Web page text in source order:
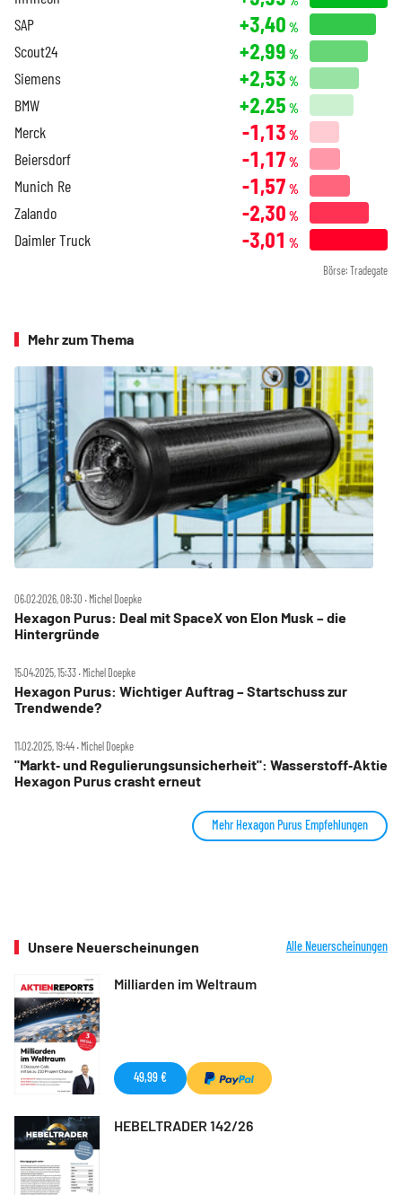
SAP +3,40 %
Scout24 +2,99 %
Siemens +2,53 %
BMW +2,25 %
Merck -1,13 %
Beiersdorf -1,17 %
Munich Re -1,57 %
Zalando -2,30 %
Daimler Truck -3,01 %
Börse: Tradegate
Mehr zum Thema
06.02.2026, 08:30 ‧ Michel Doepke
Hexagon Purus: Deal mit SpaceX von Elon Musk – die
Hintergründe
15.04.2025, 15:33 ‧ Michel Doepke
Hexagon Purus: Wichtiger Auftrag – Startschuss zur
Trendwende?
11.02.2025, 19:44 ‧ Michel Doepke
"Markt‑ und Regulierungsunsicherheit": Wasserstoff‑Aktie
Hexagon Purus crasht erneut
Mehr Hexagon Purus Empfehlungen
Unsere Neuerscheinungen Alle Neuerscheinungen
Milliarden im Weltraum
49,99 €
HEBELTRADER 142/26